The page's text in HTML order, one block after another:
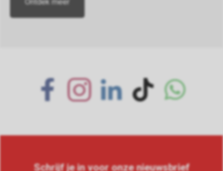
Schrijf je in voor onze nieuwsbrief